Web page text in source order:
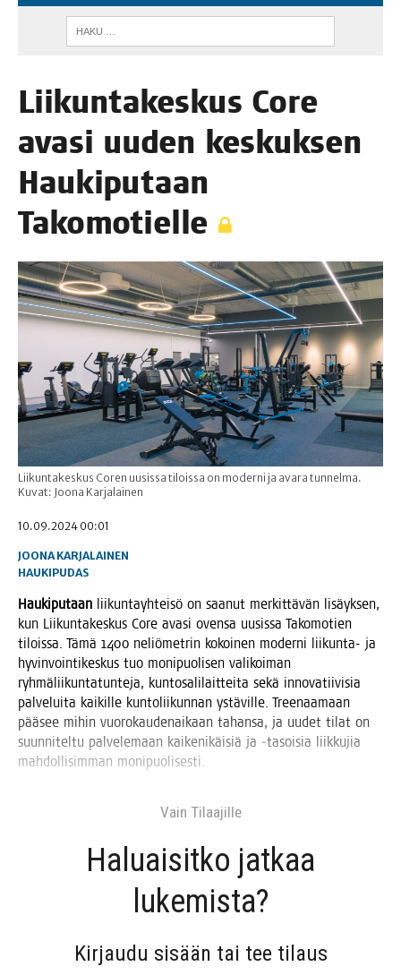
Lii­kun­ta­kes­kus Core
ava­si uuden kes­kuk­sen
Hau­ki­pu­taan
Takomotielle
Liikuntakeskus Coren uusissa tiloissa on moderni ja avara tunnelma.
Kuvat: Joona Karjalainen
10.09.2024 00:01
JOONA KARJALAINEN
HAUKIPUDAS
Hau­ki­pu­taan lii­kun­tayh­tei­sö on saa­nut mer­kit­tä­vän lisäyk­sen,
kun Lii­kun­ta­kes­kus Core ava­si oven­sa uusis­sa Tako­mo­tien
tilois­sa. Tämä 1400 neliö­met­rin kokoi­nen moder­ni lii­kun­ta- ja
hyvin­voin­ti­kes­kus tuo moni­puo­li­sen vali­koi­man
ryh­mä­lii­kun­ta­tun­te­ja, kun­to­sa­li­lait­tei­ta sekä inno­va­tii­vi­sia
pal­ve­lui­ta kai­kil­le kun­to­lii­kun­nan ystä­vil­le. Tree­naa­maan
pää­see mihin vuo­ro­kau­den­ai­kaan tahan­sa, ja uudet tilat on
suun­ni­tel­tu pal­ve­le­maan kai­ke­ni­käi­siä ja ‑tasoi­sia liik­ku­jia
mah­dol­li­sim­man monipuolisesti.
Vain Tilaa­jil­le
Haluai­sit­ko jat­kaa
lukemista?
Kir­jau­du sisään tai tee tilaus